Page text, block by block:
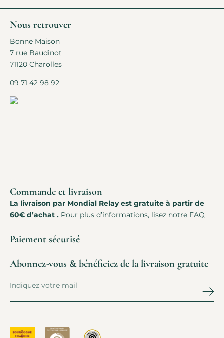
Nous retrouver
Bonne Maison
7 rue Baudinot
71120 Charolles
09 71 42 98 92
Commande et livraison
La livraison par Mondial Relay est gratuite à partir de
60€ d’achat . Pour plus d’informations, lisez notre FAQ
Paiement sécurisé
Abonnez-vous & bénéficiez de la livraison gratuite